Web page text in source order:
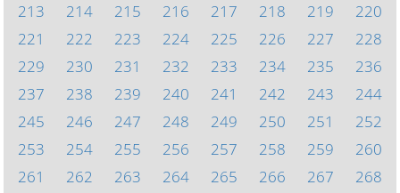
213
214 215 216 217 218 219
220
221
222 223 224 225 226 227
228
229
230 231 232 233 234 235
236
237
238 239 240 241 242 243
244
245
246 247 248 249 250 251
252
253
254 255 256 257 258 259
260
261
262 263 264 265 266 267
268